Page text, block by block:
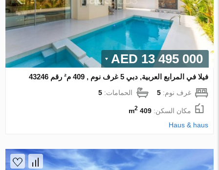
13 495 000 AED
فيلا في المرابع العربية, دبي 5 غرف نوم , 409 م² رقم 43246
غرف نوم:5 الحمامات:5
مكان السكن:409 m
2
Haus & haus